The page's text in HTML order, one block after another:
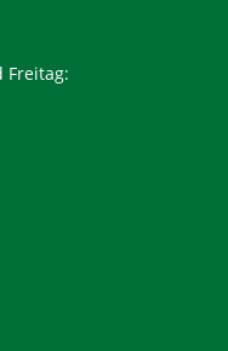
Freitag: